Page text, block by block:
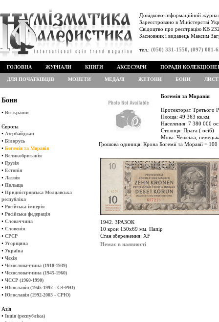
Довідково-інформаційний
Зареєстровано в Міністерстві
Свідоцтво про реєстрацію КВ
Засновник і видавець Максим
тел.: (050) 331-1550, (097) 081-
ГОЛОВНА ЖУРНАЛИ КНИГИ АКСЕСУАРИ ПОРАДИ
ДЛЯ ПОЧАТКІВЦІВ МОНЕТИ МЕДАЛІ ЖЕТОНИ БОНИ
Бони
• Всі країни
Європа
• Азербайджан
• Білорусь
• Богемія та Моравія
• Великобританія
• Грузія
• Естонія
• Латвія
• Польща
• Придністровська Молдавська
республіка
• Російська імперія
• Російська федерація
• Словаччина
• Словенія
• СРСР
• Угорщина
• Україна
• Чехія
• Чехословаччина (1918-1939)
• Чехословаччина (1945-1960)
• ЧССР (1960-1990)
• Югославія (1945-1992 - СФРЮ)
• Югославія (1992-2003 - СРЮ)
Азія
• Індія (республіка)
Богемія та Моравія
Протекторат Третього
Площа: 49 363 кв.км.
Населення: 7 380 000
Столиця: Прага ( осіб)
Мова: Чешська,
Грошова одиниця: Крона Богемії та Моравії = 100
1942. ЗРАЗОК
10 крон 150х69 мм. Папір
Стан збереження: XF
Немає в наявності